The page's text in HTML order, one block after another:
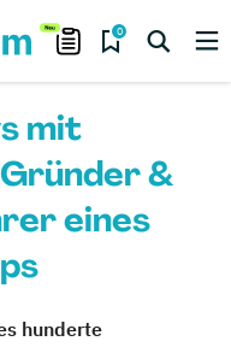
0
mit
&
eines
hunderte